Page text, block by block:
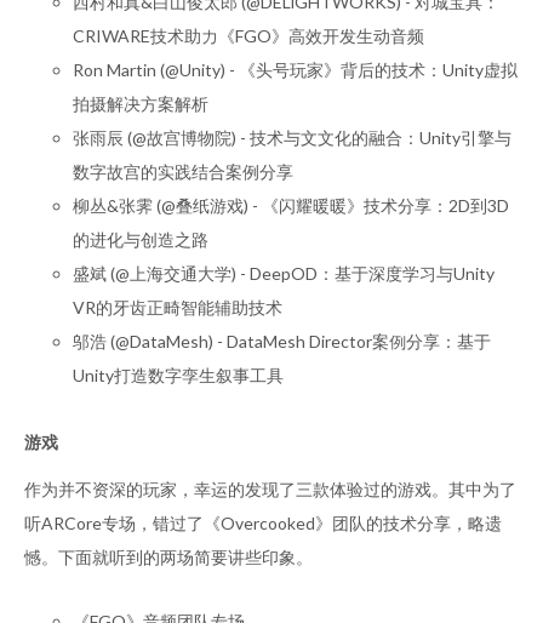
CRIWARE技术助力《FGO》高效开发⽣动音频
Ron Martin (@Unity) - 《头号玩家》背后的技术：Unity虚拟
拍摄解决方案解析
张雨辰 (@故宫博物院) - 技术与⽂文化的融合：Unity引擎与
数字故宫的实践结合案例分享
柳丛&张霁 (@叠纸游戏) - 《闪耀暖暖》技术分享：2D到3D
的进化与创造之路
盛斌 (@上海交通大学) - DeepOD：基于深度学习与Unity
VR的牙齿正畸智能辅助技术
邬浩 (@DataMesh) - DataMesh Director案例分享：基于
Unity打造数字孪⽣叙事工具
游戏
作为并不资深的玩家，幸运的发现了三款体验过的游戏。其中为了
听ARCore专场，错过了《Overcooked》团队的技术分享，略遗
憾。下面就听到的两场简要讲些印象。